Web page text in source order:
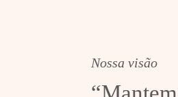
Nossa visão